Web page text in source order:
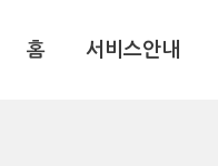
홈 서비스안내